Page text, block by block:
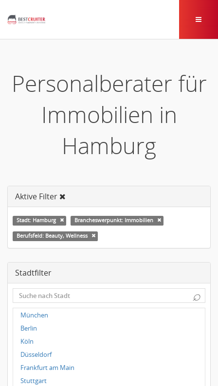
Personalberater für
Immobilien in
Hamburg
Aktive Filter
Stadt: Hamburg Brancheswerpunkt: Immobilien
Berufsfeld: Beauty, Wellness
Stadtfilter
⌕
München
Berlin
Köln
Düsseldorf
Frankfurt am Main
Stuttgart